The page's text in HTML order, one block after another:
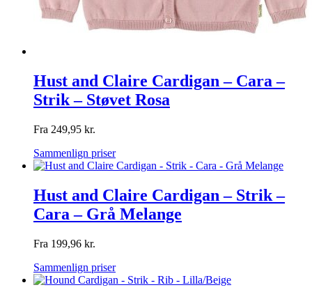
Hust and Claire Cardigan – Cara –
Strik – Støvet Rosa
Fra 249,95 kr.
Sammenlign priser
Hust and Claire Cardigan – Strik –
Cara – Grå Melange
Fra 199,96 kr.
Sammenlign priser